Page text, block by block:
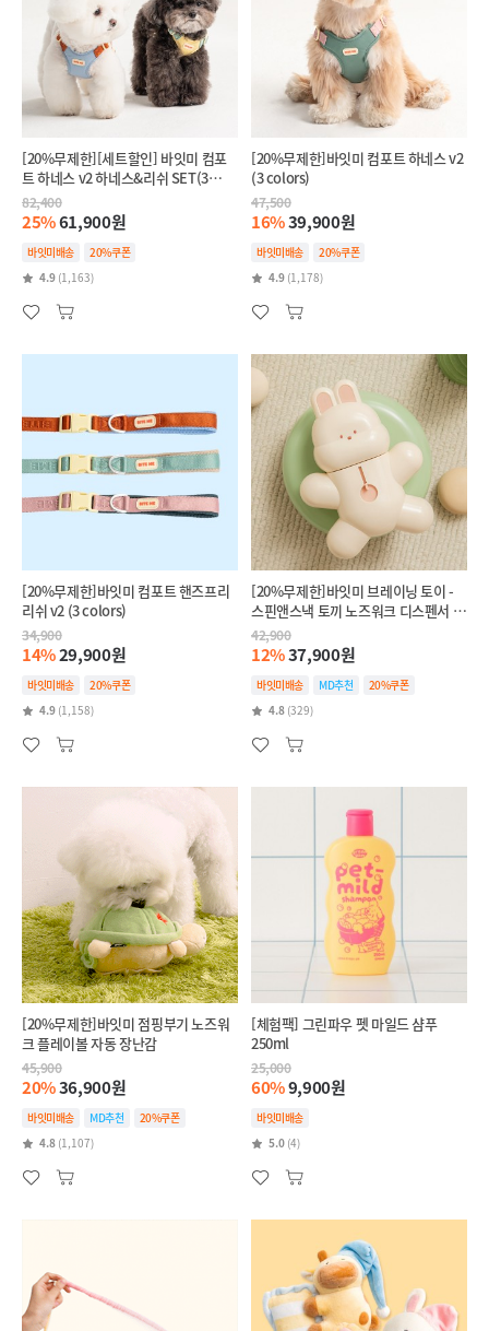
[20%무제한][세트할인] 바잇미 컴포
트 하네스 v2 하네스&리쉬 SET(3
colors)
82,400
25%61,900원
바잇미배송
20%쿠폰
4.9 (1,163)
[20%무제한]바잇미 컴포트 하네스 v2
(3 colors)
47,500
16%39,900원
바잇미배송
20%쿠폰
4.9 (1,178)
[20%무제한]바잇미 컴포트 핸즈프리
리쉬 v2 (3 colors)
34,900
14%29,900원
바잇미배송
20%쿠폰
4.9 (1,158)
[20%무제한]바잇미 브레이닝 토이 -
스핀앤스낵 토끼 노즈워크 디스펜서 장
난감
42,900
12%37,900원
바잇미배송 MD추천
20%쿠폰
4.8 (329)
[20%무제한]바잇미 점핑부기 노즈워
크 플레이볼 자동 장난감
45,900
20%36,900원
바잇미배송 MD추천
20%쿠폰
4.8 (1,107)
[체험팩] 그린파우 펫 마일드 샴푸
250ml
25,000
60%9,900원
바잇미배송
5.0 (4)